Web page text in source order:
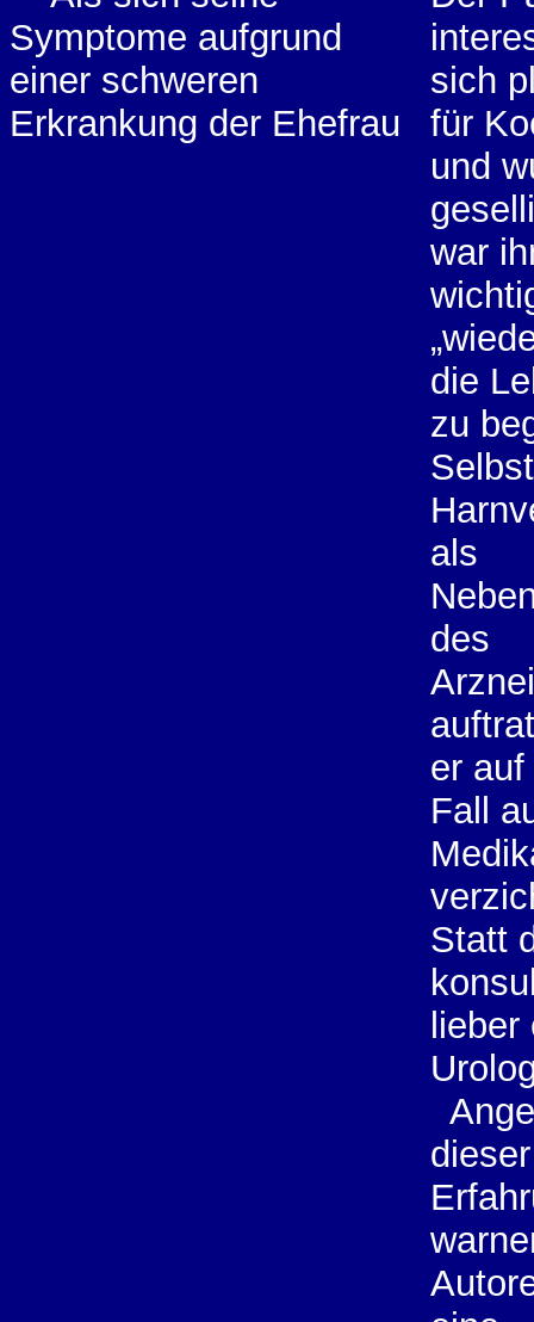
Symptome aufgrund
einer schweren
Erkrankung der Ehefrau
sich
für
und
war
die
zu
als
des
er
Fall
Statt
dieser